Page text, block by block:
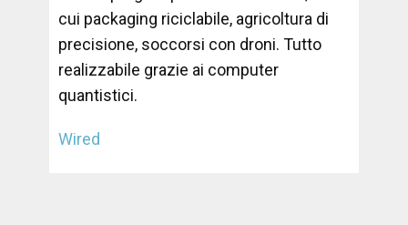
cui packaging riciclabile, agricoltura di
precisione, soccorsi con droni. Tutto
realizzabile grazie ai computer
quantistici.
Wired